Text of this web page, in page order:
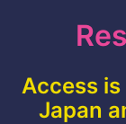
Access
Japan